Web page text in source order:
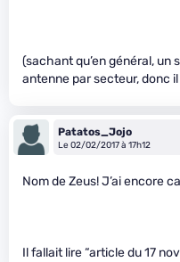
(sachant qu’en général,
antenne par secteur, donc
Patatos_Jojo
Le 02/02/2017 à 17h12
Nom de Zeus! J’ai encore
Il fallait lire “article du 17